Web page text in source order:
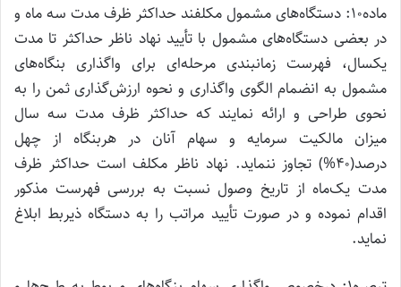
ماده۱۰: دستگاه‌های مشمول مکلفند حداکثر ظرف مدت سه ماه و
در بعضی دستگاه‌های مشمول با تأیید نهاد ناظر حداکثر تا مدت
یکسال، فهرست زمانبندی مرحله‌ای برای واگذاری بنگاه‌های
مشمول به انضمام الگوی واگذاری و نحوه ارزش‌گذاری ثمن را به
نحوی طراحی و ارائه نمایند که حداکثر ظرف مدت سه سال
میزان مالکیت سرمایه و سهام آنان در هربنگاه از چهل
درصد(۴۰%) تجاوز ننماید. نهاد ناظر مکلف است حداکثر ظرف
مدت یک‌ماه از تاریخ وصول نسبت به بررسی فهرست مذکور
اقدام نموده و در صورت تأیید مراتب را به دستگاه‌ ذیربط ابلاغ
نماید.